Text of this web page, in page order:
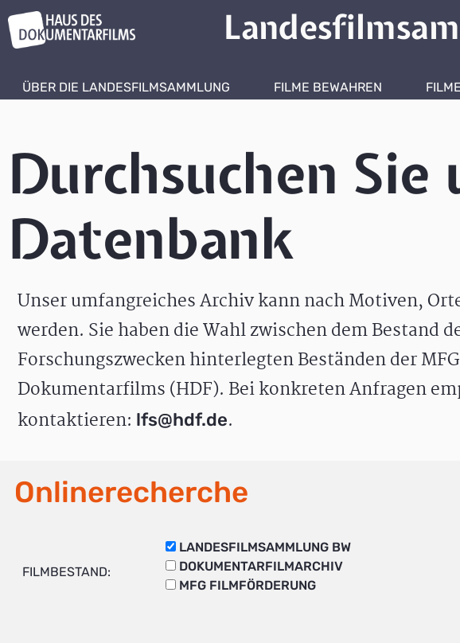
ÜBER DIE LANDESFILMSAMMLUNG FILME BEWAHREN
Durchsuchen Sie
Datenbank
Unser umfangreiches Archiv kann nach Motiven,
werden. Sie haben die Wahl zwischen dem Bestand
Forschungszwecken hinterlegten Beständen der
Dokumentarfilms (HDF). Bei konkreten Anfragen
kontaktieren: lfs@hdf.de.
Onlinerecherche
FILMBESTAND:
LANDESFILMSAMMLUNG BW
DOKUMENTARFILMARCHIV
MFG FILMFÖRDERUNG